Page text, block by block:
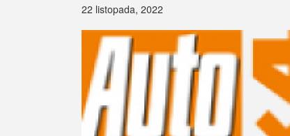
22 listopada, 2022